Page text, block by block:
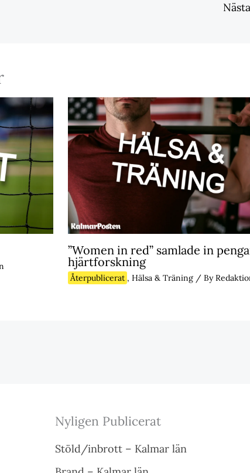
”Women in red” samlade in
hjärtforskning
Återpublicerat , Hälsa & Träning/ By
Nyligen Publicerat
Stöld/inbrott – Kalmar län